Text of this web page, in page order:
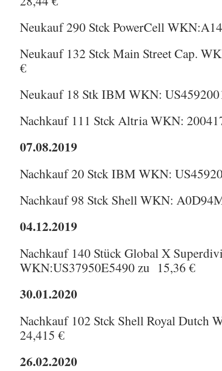
Neukauf 290 Stck PowerCell
Neukauf 132 Stck Main Street Cap.
€
Neukauf 18 Stk IBM WKN:
Nachkauf 111 Stck Altria WKN:
07.08.2019
Nachkauf 20 Stck IBM WKN:
Nachkauf 98 Stck Shell WKN:
04.12.2019
Nachkauf 140 Stück Global X
WKN:US37950E5490 zu 15,36 €
30.01.2020
Nachkauf 102 Stck Shell Royal
24,415 €
26.02.2020